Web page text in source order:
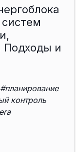
Подходы и
#планирование
контроль